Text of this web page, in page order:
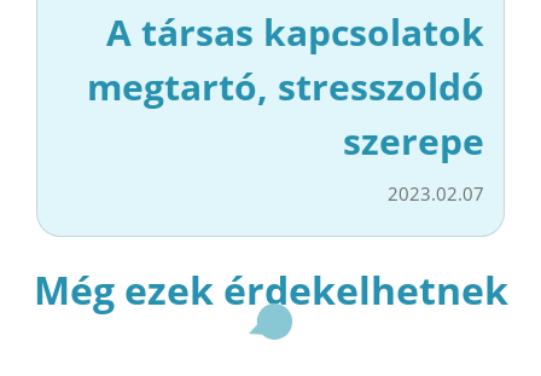
A társas kapcsolatok
megtartó, stresszoldó
szerepe
2023.02.07
Még ezek érdekelhetnek